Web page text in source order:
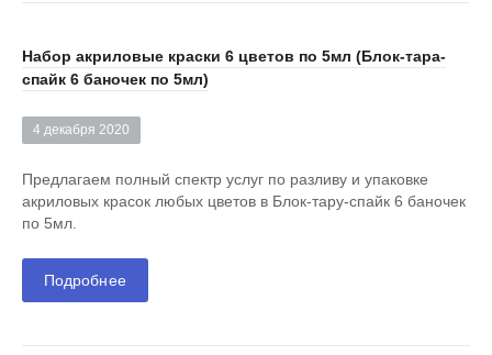
Набор акриловые краски 6 цветов по 5мл (Блок-тара-
спайк 6 баночек по 5мл)
4 декабря 2020
Предлагаем полный спектр услуг по разливу и упаковке
акриловых красок любых цветов в Блок-тару-спайк 6 баночек
по 5мл.
Подробнее